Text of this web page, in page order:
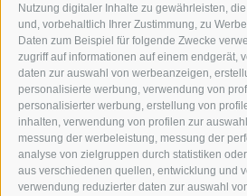
Nutzung digitaler Inhalte zu gewährleisten,
und, vorbehaltlich Ihrer Zustimmung, zu
Daten zum Beispiel für folgende Zwecke
zugriff auf informationen auf einem endgerät,
daten zur auswahl von werbeanzeigen,
personalisierte werbung, verwendung von
personalisierter werbung, erstellung von
inhalten, verwendung von profilen zur
messung der werbeleistung, messung der
analyse von zielgruppen durch statistiken
aus verschiedenen quellen, entwicklung und
verwendung reduzierter daten zur auswahl
DER ERKER
NEUSTADT 20A
I-39049 STERZING
TEL.: +39 0472 766876
GRAFIK@DERERKER.IT
INFO@DERERKER.IT
BARBARA.FONTANA@DERERKER.IT
DER ERKER